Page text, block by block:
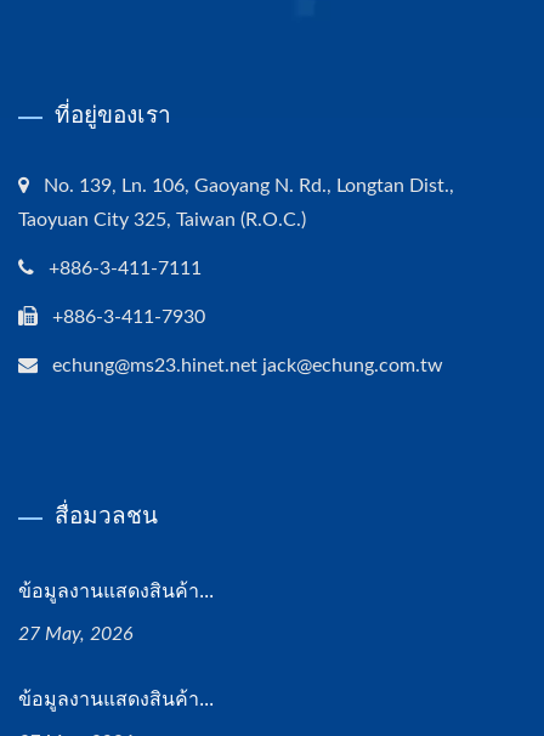
ที่อยู่ของเรา
No. 139, Ln. 106, Gaoyang N. Rd., Longtan Dist.,
Taoyuan City 325, Taiwan (R.O.C.)
+886-3-411-7111
+886-3-411-7930
echung@ms23.hinet.net jack@echung.com.tw
สื่อมวลชน
ข้อมูลงานแสดงสินค้า...
27 May, 2026
ข้อมูลงานแสดงสินค้า...